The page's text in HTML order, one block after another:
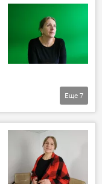
Преследование Альгирдаса Палецкиса и его сторонников в Литве
Еще 7